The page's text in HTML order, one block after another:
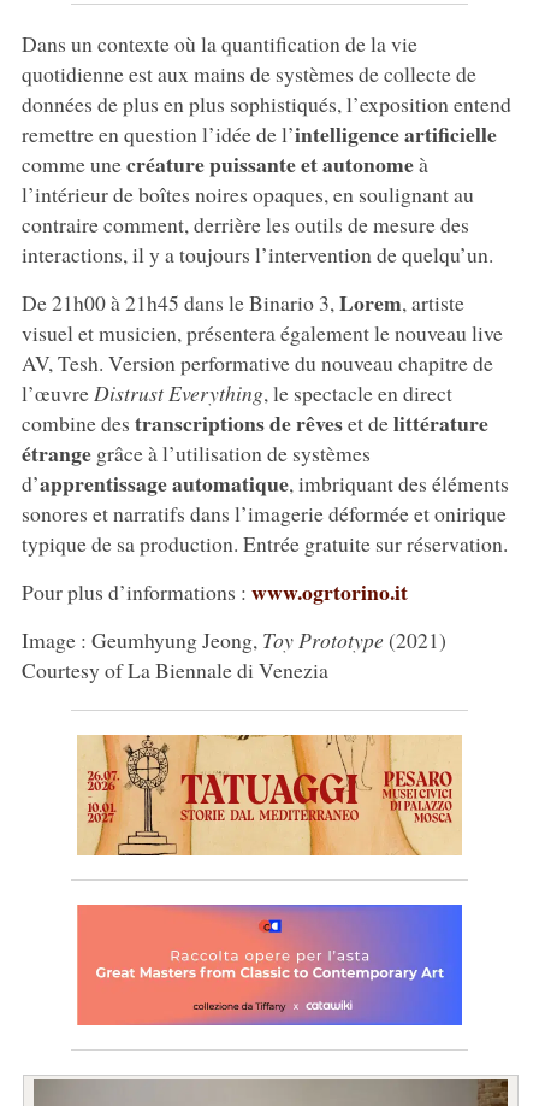
Dans un contexte où la quantification de la vie
quotidienne est aux mains de systèmes de collecte de
données de plus en plus sophistiqués, l’exposition entend
remettre en question l’idée de l’intelligence artificielle
comme unecréature puissante et autonomeà
l’intérieur de boîtes noires opaques, en soulignant au
contraire comment, derrière les outils de mesure des
interactions, il y a toujours l’intervention de quelqu’un.
De 21h00 à 21h45 dans le Binario 3, Lorem, artiste
visuel et musicien, présentera également le nouveau live
AV, Tesh. Version performative du nouveau chapitre de
l’œuvre Distrust Everything, le spectacle en direct
combine des transcriptions de rêveset delittérature
étrangegrâce à l’utilisation de systèmes
d’apprentissage automatique, imbriquant des éléments
sonores et narratifs dans l’imagerie déformée et onirique
typique de sa production. Entrée gratuite sur réservation.
Pour plus d’informations : www.ogrtorino.it
Image : Geumhyung Jeong, Toy Prototype(2021)
Courtesy of La Biennale di Venezia